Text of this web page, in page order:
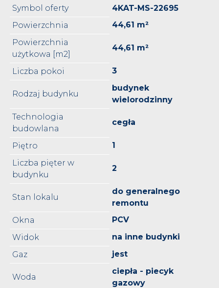
Symbol oferty
4KAT-MS-22695
Powierzchnia
44,61 m²
Powierzchnia
użytkowa [m2]
44,61 m²
Liczba pokoi 3
Rodzaj budynku
budynek
wielorodzinny
Technologia
budowlana
cegła
Piętro
1
Liczba pięter w
budynku
2
Stan lokalu
do generalnego
remontu
Okna
PCV
Widok
na inne budynki
Gaz
jest
Woda
ciepła - piecyk
gazowy